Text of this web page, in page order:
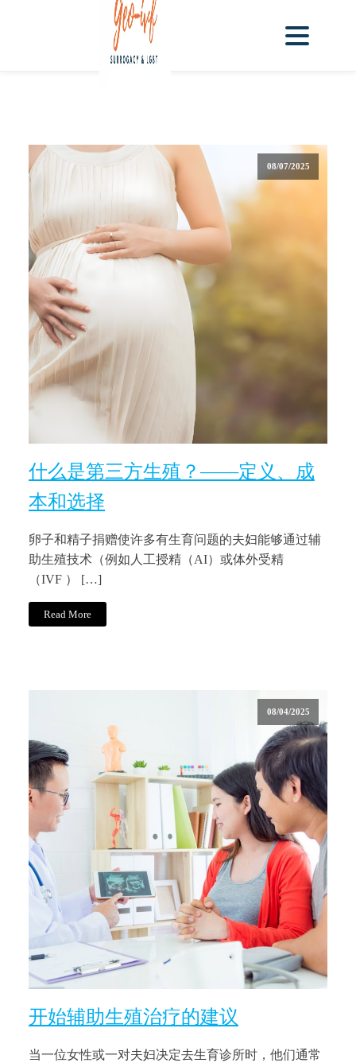
08/07/2025
什么是第三方生殖？——定义、成
本和选择
卵子和精子捐赠使许多有生育问题的夫妇能够通过辅
助生殖技术（例如人工授精（AI）或体外受精
（IVF ） […]
Read More
08/04/2025
开始辅助生殖治疗的建议
当一位女性或一对夫妇决定去生育诊所时，他们通常